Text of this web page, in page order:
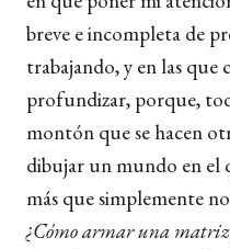
breve e incompleta de
trabajando, y en las que
profundizar, porque,
montón que se hacen
dibujar un mundo en el
más que simplemente
¿Cómo armar una